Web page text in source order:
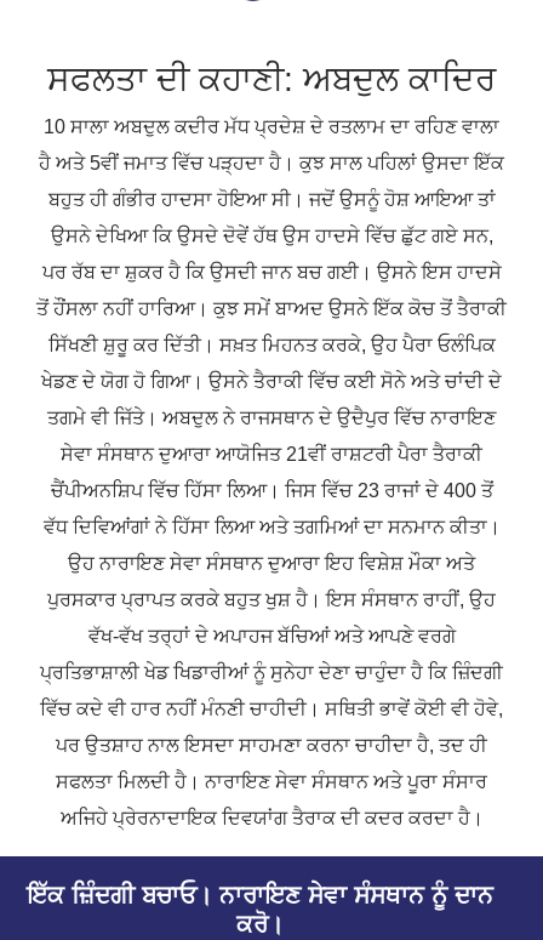
ਸਫਲਤਾ ਦੀ ਕਹਾਣੀ: ਅਬਦੁਲ ਕਾਦਿਰ
10 ਸਾਲਾ ਅਬਦੁਲ ਕਦੀਰ ਮੱਧ ਪ੍ਰਦੇਸ਼ ਦੇ ਰਤਲਾਮ ਦਾ ਰਹਿਣ ਵਾਲਾ
ਹੈ ਅਤੇ 5ਵੀਂ ਜਮਾਤ ਵਿੱਚ ਪੜ੍ਹਦਾ ਹੈ। ਕੁਝ ਸਾਲ ਪਹਿਲਾਂ ਉਸਦਾ ਇੱਕ
ਬਹੁਤ ਹੀ ਗੰਭੀਰ ਹਾਦਸਾ ਹੋਇਆ ਸੀ। ਜਦੋਂ ਉਸਨੂੰ ਹੋਸ਼ ਆਇਆ ਤਾਂ
ਉਸਨੇ ਦੇਖਿਆ ਕਿ ਉਸਦੇ ਦੋਵੇਂ ਹੱਥ ਉਸ ਹਾਦਸੇ ਵਿੱਚ ਛੁੱਟ ਗਏ ਸਨ,
ਪਰ ਰੱਬ ਦਾ ਸ਼ੁਕਰ ਹੈ ਕਿ ਉਸਦੀ ਜਾਨ ਬਚ ਗਈ। ਉਸਨੇ ਇਸ ਹਾਦਸੇ
ਤੋਂ ਹੌਂਸਲਾ ਨਹੀਂ ਹਾਰਿਆ। ਕੁਝ ਸਮੇਂ ਬਾਅਦ ਉਸਨੇ ਇੱਕ ਕੋਚ ਤੋਂ ਤੈਰਾਕੀ
ਸਿੱਖਣੀ ਸ਼ੁਰੂ ਕਰ ਦਿੱਤੀ। ਸਖ਼ਤ ਮਿਹਨਤ ਕਰਕੇ, ਉਹ ਪੈਰਾ ਓਲੰਪਿਕ
ਖੇਡਣ ਦੇ ਯੋਗ ਹੋ ਗਿਆ। ਉਸਨੇ ਤੈਰਾਕੀ ਵਿੱਚ ਕਈ ਸੋਨੇ ਅਤੇ ਚਾਂਦੀ ਦੇ
ਤਗਮੇ ਵੀ ਜਿੱਤੇ। ਅਬਦੁਲ ਨੇ ਰਾਜਸਥਾਨ ਦੇ ਉਦੈਪੁਰ ਵਿੱਚ ਨਾਰਾਇਣ
ਸੇਵਾ ਸੰਸਥਾਨ ਦੁਆਰਾ ਆਯੋਜਿਤ 21ਵੀਂ ਰਾਸ਼ਟਰੀ ਪੈਰਾ ਤੈਰਾਕੀ
ਚੈਂਪੀਅਨਸ਼ਿਪ ਵਿੱਚ ਹਿੱਸਾ ਲਿਆ। ਜਿਸ ਵਿੱਚ 23 ਰਾਜਾਂ ਦੇ 400 ਤੋਂ
ਵੱਧ ਦਿਵਿਆਂਗਾਂ ਨੇ ਹਿੱਸਾ ਲਿਆ ਅਤੇ ਤਗਮਿਆਂ ਦਾ ਸਨਮਾਨ ਕੀਤਾ।
ਉਹ ਨਾਰਾਇਣ ਸੇਵਾ ਸੰਸਥਾਨ ਦੁਆਰਾ ਇਹ ਵਿਸ਼ੇਸ਼ ਮੌਕਾ ਅਤੇ
ਪੁਰਸਕਾਰ ਪ੍ਰਾਪਤ ਕਰਕੇ ਬਹੁਤ ਖੁਸ਼ ਹੈ। ਇਸ ਸੰਸਥਾਨ ਰਾਹੀਂ, ਉਹ
ਵੱਖ-ਵੱਖ ਤਰ੍ਹਾਂ ਦੇ ਅਪਾਹਜ ਬੱਚਿਆਂ ਅਤੇ ਆਪਣੇ ਵਰਗੇ
ਪ੍ਰਤਿਭਾਸ਼ਾਲੀ ਖੇਡ ਖਿਡਾਰੀਆਂ ਨੂੰ ਸੁਨੇਹਾ ਦੇਣਾ ਚਾਹੁੰਦਾ ਹੈ ਕਿ ਜ਼ਿੰਦਗੀ
ਵਿੱਚ ਕਦੇ ਵੀ ਹਾਰ ਨਹੀਂ ਮੰਨਣੀ ਚਾਹੀਦੀ। ਸਥਿਤੀ ਭਾਵੇਂ ਕੋਈ ਵੀ ਹੋਵੇ,
ਪਰ ਉਤਸ਼ਾਹ ਨਾਲ ਇਸਦਾ ਸਾਹਮਣਾ ਕਰਨਾ ਚਾਹੀਦਾ ਹੈ, ਤਦ ਹੀ
ਸਫਲਤਾ ਮਿਲਦੀ ਹੈ। ਨਾਰਾਇਣ ਸੇਵਾ ਸੰਸਥਾਨ ਅਤੇ ਪੂਰਾ ਸੰਸਾਰ
ਅਜਿਹੇ ਪ੍ਰੇਰਨਾਦਾਇਕ ਦਿਵਯਾਂਗ ਤੈਰਾਕ ਦੀ ਕਦਰ ਕਰਦਾ ਹੈ।
ਇੱਕ ਜ਼ਿੰਦਗੀ ਬਚਾਓ। ਨਾਰਾਇਣ ਸੇਵਾ ਸੰਸਥਾਨ ਨੂੰ ਦਾਨ
ਕਰੋ।